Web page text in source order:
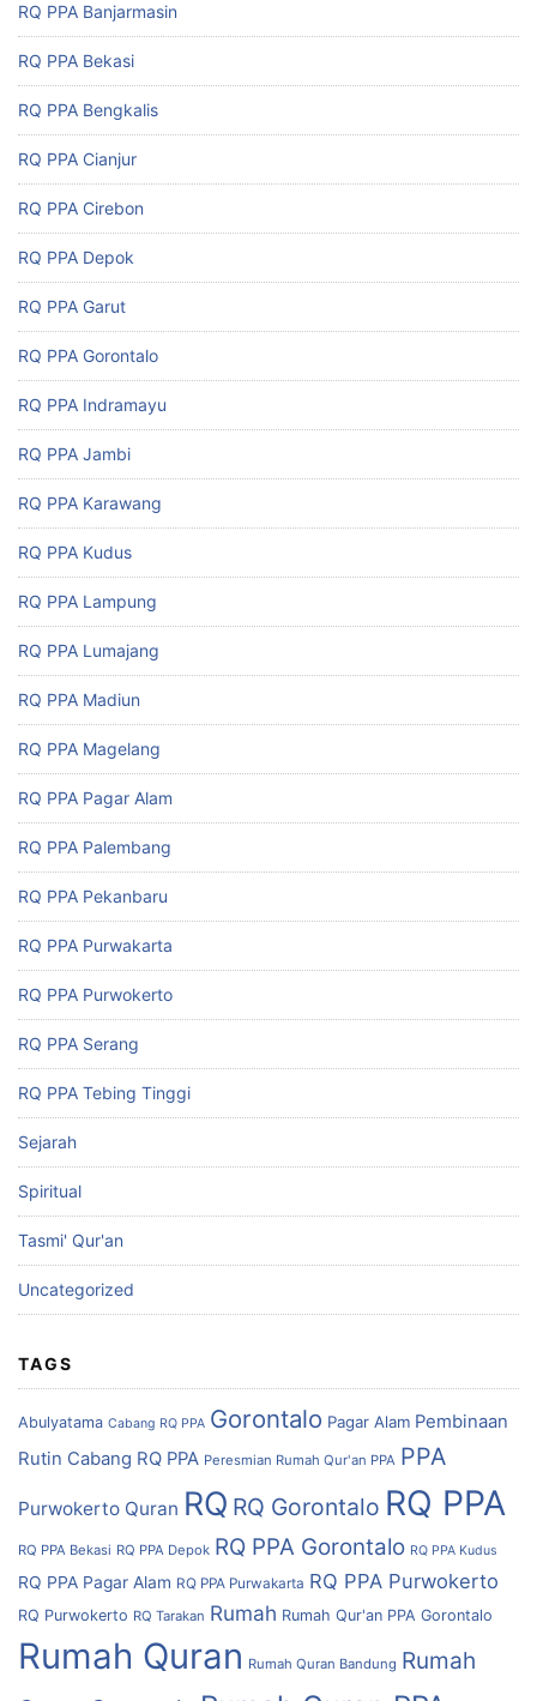
RQ PPA Banjarmasin
RQ PPA Bekasi
RQ PPA Bengkalis
RQ PPA Cianjur
RQ PPA Cirebon
RQ PPA Depok
RQ PPA Garut
RQ PPA Gorontalo
RQ PPA Indramayu
RQ PPA Jambi
RQ PPA Karawang
RQ PPA Kudus
RQ PPA Lampung
RQ PPA Lumajang
RQ PPA Madiun
RQ PPA Magelang
RQ PPA Pagar Alam
RQ PPA Palembang
RQ PPA Pekanbaru
RQ PPA Purwakarta
RQ PPA Purwokerto
RQ PPA Serang
RQ PPA Tebing Tinggi
Sejarah
Spiritual
Tasmi' Qur'an
Uncategorized
TAGS
Abulyatama Cabang RQ PPA Gorontalo Pagar Alam Pembinaan
Rutin Cabang RQ PPA Peresmian Rumah Qur'an PPA PPA
Purwokerto Quran RQ RQ Gorontalo RQ PPA
RQ PPA Bekasi RQ PPA Depok RQ PPA Gorontalo RQ PPA Kudus
RQ PPA Pagar Alam RQ PPA Purwakarta RQ PPA Purwokerto
RQ Purwokerto RQ Tarakan Rumah Rumah Qur'an PPA Gorontalo
Rumah Quran Rumah Quran Bandung Rumah